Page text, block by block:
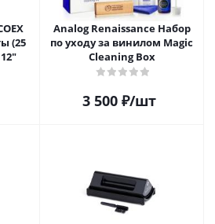
(25
Analog Renaissance Набор
по уходу за винилом Magic
Cleaning Box
3 500₽/шт